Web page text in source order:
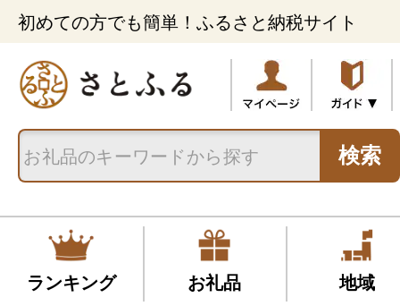
初めての方でも簡単！ふるさと納税サイト
検索
ランキング お礼品 地域